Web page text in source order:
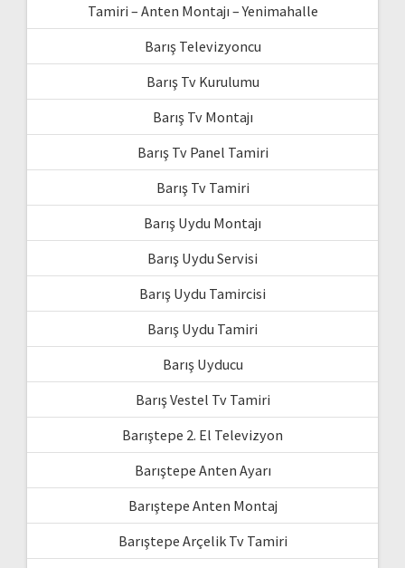
Tamiri – Anten Montajı – Yenimahalle
Barış Televizyoncu
Barış Tv Kurulumu
Barış Tv Montajı
Barış Tv Panel Tamiri
Barış Tv Tamiri
Barış Uydu Montajı
Barış Uydu Servisi
Barış Uydu Tamircisi
Barış Uydu Tamiri
Barış Uyducu
Barış Vestel Tv Tamiri
Barıştepe 2. El Televizyon
Barıştepe Anten Ayarı
Barıştepe Anten Montaj
Barıştepe Arçelik Tv Tamiri